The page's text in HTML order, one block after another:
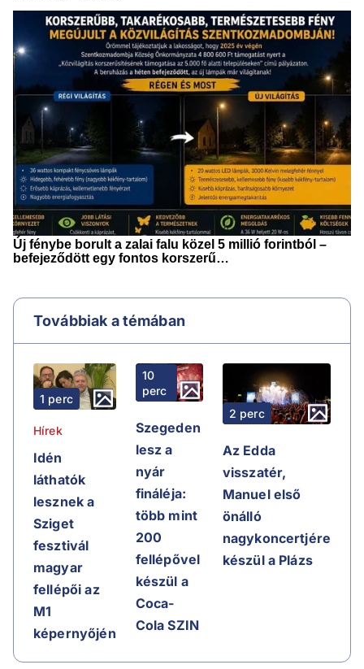
Továbbiak a témában
1 perc
Hírek
Idén
láthatók
lesznek a
Sziget
fesztivál
magyar
fellépői az
M1
képernyőjén
10
perc
Szegeden
lesz a
nyár
fináléja:
több mint
200
fellépővel
készül a
Coca-
Cola SZIN
2 perc
Az Edda
visszatér,
Manuel első
önálló
nagykoncertjére
készül a Plázs